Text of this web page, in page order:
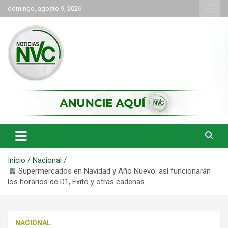
Saltar
al
contenido
domingo, agosto 9, 2026
NVC Noticias
Inicio
Nacional
Supermercados en Navidad y Año Nuevo: así funcionarán
los horarios de D1, Éxito y otras cadenas
NACIONAL